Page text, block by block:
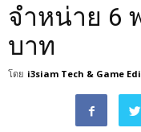
จำหน่าย 6
บาท
โดย i3siam Tech & Game